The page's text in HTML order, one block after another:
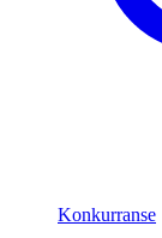
Konkurranse